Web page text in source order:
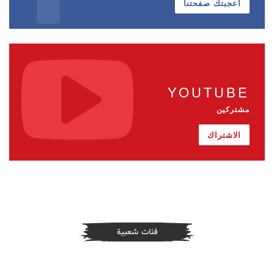
أعجبتك صفحتنا
YOUTUBE
مشتركين
الاشتراك
فئات شعبية